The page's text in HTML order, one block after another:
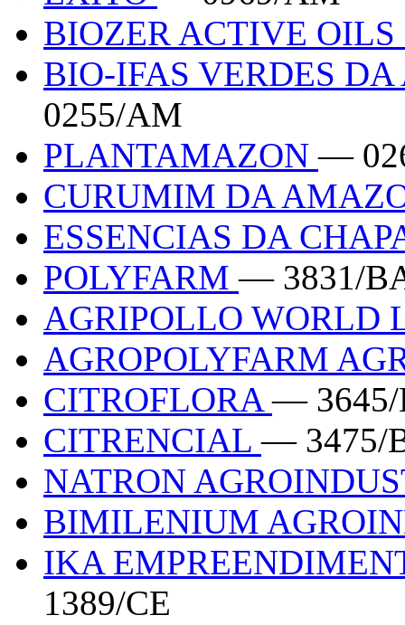
BIOZER ACTIVE
BIO-IFAS VERDES
0255/AM
PLANTAMAZON—
CURUMIM DA
ESSENCIAS DA
POLYFARM— 3831/
AGRIPOLLO WORLD
AGROPOLYFARM
CITROFLORA—
CITRENCIAL— 3475/
NATRON
BIMILENIUM
IKA
1389/CE